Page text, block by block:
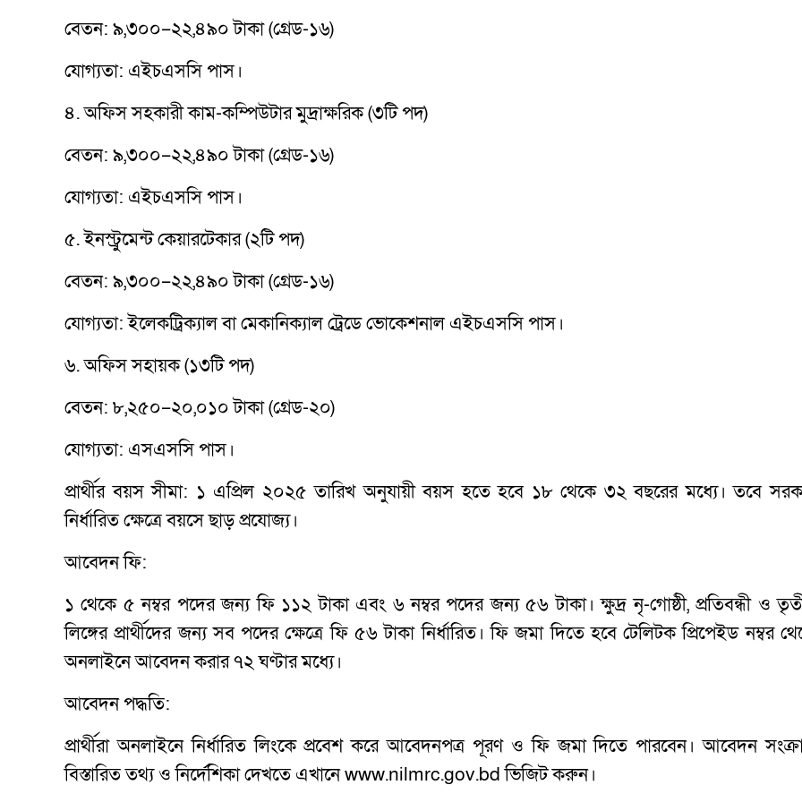
বেতন: ৯,৩০০–২২,৪৯০ টাকা (গ্রেড-১৬)
যোগ্যতা: এইচএসসি পাস।
৪. অফিস সহকারী কাম-কম্পিউটার মুদ্রাক্ষরিক (৩টি পদ)
বেতন: ৯,৩০০–২২,৪৯০ টাকা (গ্রেড-১৬)
যোগ্যতা: এইচএসসি পাস।
৫. ইনস্ট্রুমেন্ট কেয়ারটেকার (২টি পদ)
বেতন: ৯,৩০০–২২,৪৯০ টাকা (গ্রেড-১৬)
যোগ্যতা: ইলেকট্রিক্যাল বা মেকানিক্যাল ট্রেডে ভোকেশনাল এইচএসসি পাস।
৬. অফিস সহায়ক (১৩টি পদ)
বেতন: ৮,২৫০–২০,০১০ টাকা (গ্রেড-২০)
যোগ্যতা: এসএসসি পাস।
প্রার্থীর বয়স সীমা: ১ এপ্রিল ২০২৫ তারিখ অনুযায়ী বয়স হতে হবে ১৮ থেকে ৩২ বছরের মধ্যে। তবে
নির্ধারিত ক্ষেত্রে বয়সে ছাড় প্রযোজ্য।
আবেদন ফি:
১ থেকে ৫ নম্বর পদের জন্য ফি ১১২ টাকা এবং ৬ নম্বর পদের জন্য ৫৬ টাকা। ক্ষুদ্র নৃ-গোষ্ঠী, প্রতিবন্ধী ও
লিঙ্গের প্রার্থীদের জন্য সব পদের ক্ষেত্রে ফি ৫৬ টাকা নির্ধারিত। ফি জমা দিতে হবে টেলিটক প্রিপেইড নম্বর
অনলাইনে আবেদন করার ৭২ ঘণ্টার মধ্যে।
আবেদন পদ্ধতি:
প্রার্থীরা অনলাইনে নির্ধারিত লিংকে প্রবেশ করে আবেদনপত্র পূরণ ও ফি জমা দিতে পারবেন। আবেদন
বিস্তারিত তথ্য ও নির্দেশিকা দেখতে এখানে www.nilmrc.gov.bd ভিজিট করুন।